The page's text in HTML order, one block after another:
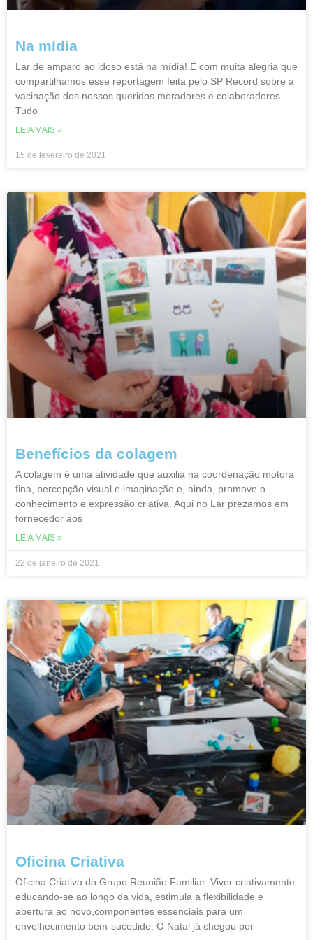
Na mídia
Lar de amparo ao idoso está na mídia! É com muita alegria que
compartilhamos esse reportagem feita pelo SP Record sobre a
vacinação dos nossos queridos moradores e colaboradores.
Tudo
LEIA MAIS »
15 de fevereiro de 2021
Benefícios da colagem
A colagem é uma atividade que auxilia na coordenação motora
fina, percepção visual e imaginação e, ainda, promove o
conhecimento e expressão criativa. Aqui no Lar prezamos em
fornecedor aos
LEIA MAIS »
22 de janeiro de 2021
Oficina Criativa
Oficina Criativa do Grupo Reunião Familiar. Viver criativamente
educando-se ao longo da vida, estimula a flexibilidade e
abertura ao novo,componentes essenciais para um
envelhecimento bem-sucedido. O Natal já chegou por